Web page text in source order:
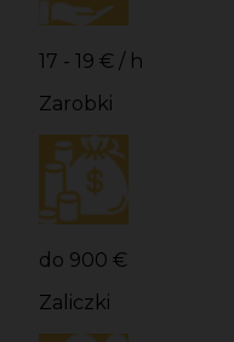
17 - 19 € / h
Zarobki
do 900 €
Zaliczki